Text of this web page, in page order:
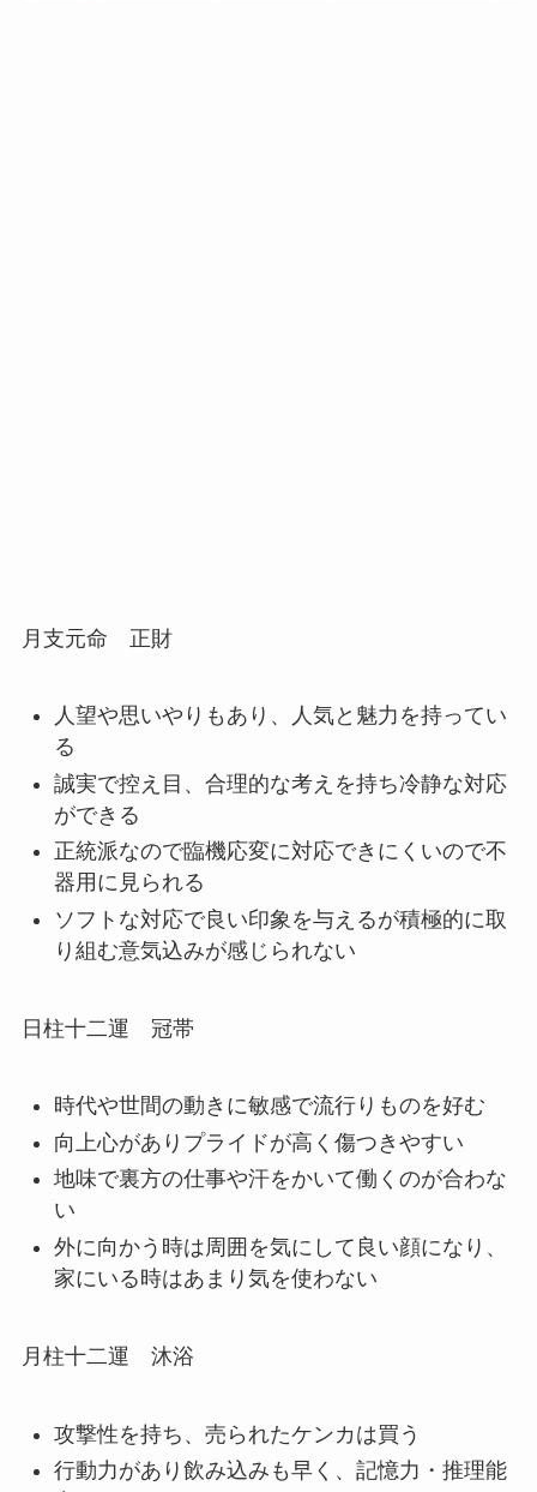
月支元命 正財
人望や思いやりもあり、人気と魅力を持ってい
る
誠実で控え目、合理的な考えを持ち冷静な対応
ができる
正統派なので臨機応変に対応できにくいので不
器用に見られる
ソフトな対応で良い印象を与えるが積極的に取
り組む意気込みが感じられない
日柱十二運 冠帯
時代や世間の動きに敏感で流行りものを好む
向上心がありプライドが高く傷つきやすい
地味で裏方の仕事や汗をかいて働くのが合わな
い
外に向かう時は周囲を気にして良い顔になり、
家にいる時はあまり気を使わない
月柱十二運 沐浴
攻撃性を持ち、売られたケンカは買う
行動力があり飲み込みも早く、記憶力・推理能